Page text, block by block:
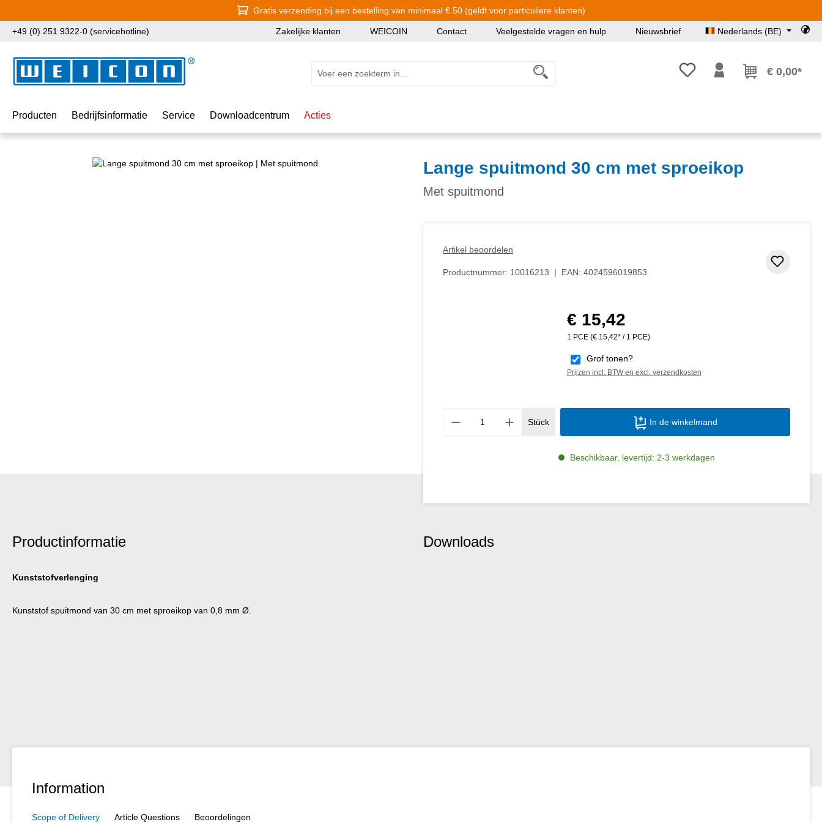
Gratis verzending bij een bestelling van minimaal € 50 (geldt voor particuliere klanten)
+49 (0) 251 9322-0 (servicehotline) Zakelijke klanten WEICOIN Contact Veelgestelde vragen en hulp Nieuwsbrief Nederlands (BE)
Je hebt 0 items op je€ 0,00*
Producten Bedrijfsinformatie Service Downloadcentrum Acties
Afbeeldingengalerij overslaan Lange spuitmond 30 cm met sproeikop
Met spuitmond
Artikel beoordelen
Productnummer: 10016213 | EAN: 4024596019853
Normale prijs:
€ 15,42
1 PCE (€ 15,42* / 1 PCE)
Grof tonen?
Prijzen incl. BTW en excl. verzendkosten
Producthoeveelheid: Voer de gewenste
Stück In de winkelmand
Beschikbaar, levertijd: 2-3 werkdagen
Productinformatie
Kunststofverlenging
Kunststof spuitmond van 30 cm met sproeikop van 0,8 mm Ø.
Downloads
Information
Scope of Delivery Article Questions Beoordelingen